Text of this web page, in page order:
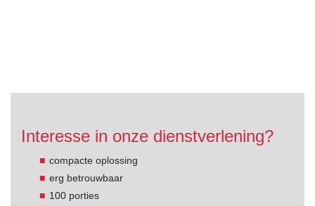
Interesse in onze dienstverlening?
compacte oplossing
erg betrouwbaar
100 porties